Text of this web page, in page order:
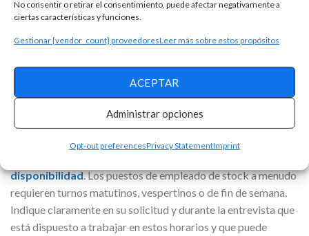
No consentir o retirar el consentimiento, puede afectar negativamente a
ciertas características y funciones.
Gestionar {vendor_count} proveedoresLeer más sobre estos propósitos
ACEPTAR
Administrar opciones
Opt-out preferencesPrivacy StatementImprint
sus valores personales se alinean con los de ellos. Ser capaz
candidatos.
Anuncio
disponibilidad. Los puestos de empleado de stock a menudo
requieren turnos matutinos, vespertinos o de fin de semana.
Indique claramente en su solicitud y durante la entrevista que
está dispuesto a trabajar en estos horarios y que puede